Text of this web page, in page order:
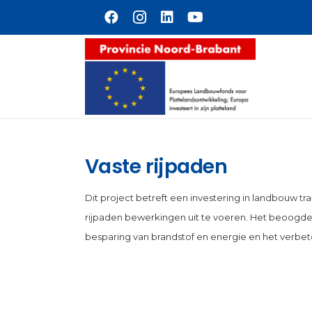
Naar hoofdinhoud
Vaste rijpaden
Dit project betreft een investering in landbouw
rijpaden bewerkingen uit te voeren. Het
besparing van brandstof en energie en het